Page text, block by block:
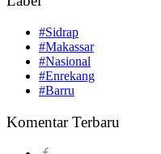
#Sidrap
#Makassar
#Nasional
#Enrekang
#Barru
Komentar Terbaru